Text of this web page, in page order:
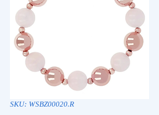
SKU: WSBZ00020.R